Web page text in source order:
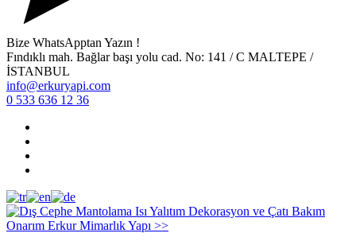
Bize WhatsApptan Yazın !
Fındıklı mah. Bağlar başı yolu cad. No: 141 / C MALTEPE /
İSTANBUL
info@erkuryapi.com
0 533 636 12 36